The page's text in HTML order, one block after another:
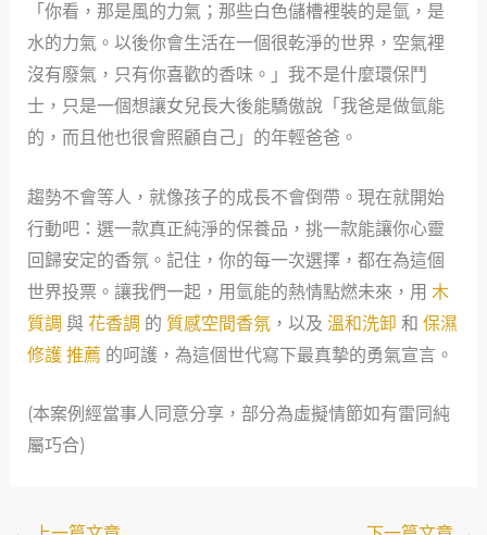
「你看，那是風的力氣；那些白色儲槽裡裝的是氫，是
水的力氣。以後你會生活在一個很乾淨的世界，空氣裡
沒有廢氣，只有你喜歡的香味。」我不是什麼環保鬥
士，只是一個想讓女兒長大後能驕傲說「我爸是做氫能
的，而且他也很會照顧自己」的年輕爸爸。
趨勢不會等人，就像孩子的成長不會倒帶。現在就開始
行動吧：選一款真正純淨的保養品，挑一款能讓你心靈
回歸安定的香氛。記住，你的每一次選擇，都在為這個
世界投票。讓我們一起，用氫能的熱情點燃未來，用 木
質調 與 花香調 的 質感空間香氛，以及 溫和洗卸 和 保濕
修護 推薦 的呵護，為這個世代寫下最真摯的勇氣宣言。
(本案例經當事人同意分享，部分為虛擬情節如有雷同純
屬巧合)